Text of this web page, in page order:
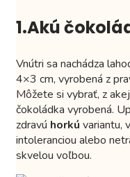
1.Akú
Vnútri sa nachádza
4×3 cm, vyrobená z
Môžete si vybrať, z
čokoládka vyrobená.
zdravú horkú variantu,
intoleranciou alebo
skvelou voľbou.